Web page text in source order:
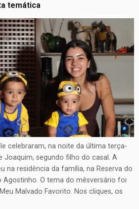
temática
celebraram, na noite da última terça-
Joaquim, segundo filho do casal. A
na residência da família, na Reserva do
Agostinho. O tema do mêsversário foi
Malvado Favorito. Nos cliques, os